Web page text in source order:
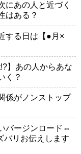
あの人と近づく
はある？
する日は【●月×
】あの人からあな
く？
係がノンストップ
バージンロード⇔
バリお伝えします